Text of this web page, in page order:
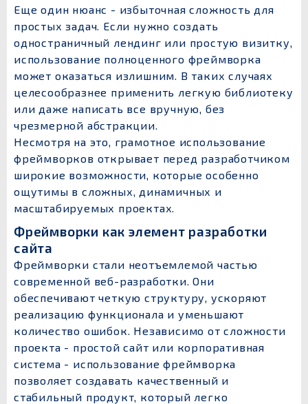
Еще один нюанс - избыточная сложность для
простых задач. Если нужно создать
одностраничный лендинг или простую визитку,
использование полноценного фреймворка
может оказаться излишним. В таких случаях
целесообразнее применить легкую библиотеку
или даже написать все вручную, без
чрезмерной абстракции.
Несмотря на это, грамотное использование
фреймворков открывает перед разработчиком
широкие возможности, которые особенно
ощутимы в сложных, динамичных и
масштабируемых проектах.
Фреймворки как элемент разработки
сайта
Фреймворки стали неотъемлемой частью
современной веб-разработки. Они
обеспечивают четкую структуру, ускоряют
реализацию функционала и уменьшают
количество ошибок. Независимо от сложности
проекта - простой сайт или корпоративная
система - использование фреймворка
позволяет создавать качественный и
стабильный продукт, который легко